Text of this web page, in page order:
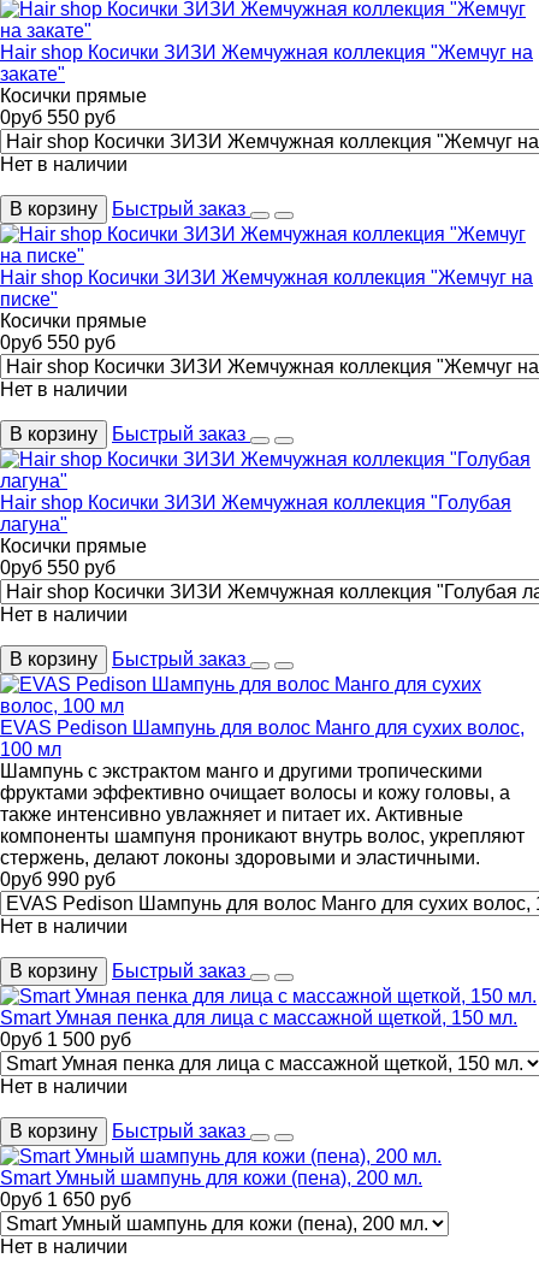
Hair shop Косички ЗИЗИ Жемчужная коллекция "Жемчуг на
закате"
Косички прямые
0руб 550 руб
Нет в наличии
В корзину Быстрый заказ
Hair shop Косички ЗИЗИ Жемчужная коллекция "Жемчуг на
писке"
Косички прямые
0руб 550 руб
Нет в наличии
В корзину Быстрый заказ
Hair shop Косички ЗИЗИ Жемчужная коллекция "Голубая
лагуна"
Косички прямые
0руб 550 руб
Нет в наличии
В корзину Быстрый заказ
EVAS Pedison Шампунь для волос Манго для сухих волос,
100 мл
Шампунь с экстрактом манго и другими тропическими
фруктами эффективно очищает волосы и кожу головы, а
также интенсивно увлажняет и питает их. Активные
компоненты шампуня проникают внутрь волос, укрепляют
стержень, делают локоны здоровыми и эластичными.
0руб 990 руб
Нет в наличии
В корзину Быстрый заказ
Smart Умная пенка для лица с массажной щеткой, 150 мл.
0руб 1 500 руб
Нет в наличии
В корзину Быстрый заказ
Smart Умный шампунь для кожи (пена), 200 мл.
0руб 1 650 руб
Нет в наличии